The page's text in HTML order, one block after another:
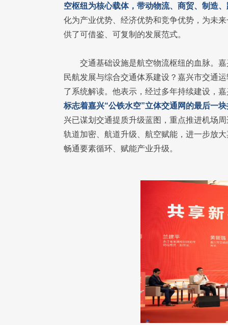
空枢纽为核心载体，带动物流、商贸、制造
化为产业优势、经济优势和竞争优势，为未
供了可借鉴、可复制的发展范式。
交通基础设施是航空物流枢纽的血脉。
民航发展与综合交通体系建设？嘉兴市交通
了系统解读。他表示，经过多年持续建设，
标志着嘉兴“公铁水空”立体交通网的最后一
兴已谋划交通提质升级蓝图，重点推进机场
轨道加密、航道升级、航空赋能，进一步放
畅通要素循环、赋能产业升级。